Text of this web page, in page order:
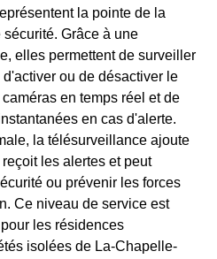
la pointe de la
Grâce à une
elles permettent de surveiller
ou de désactiver le
en temps réel et de
en cas d'alerte.
la télésurveillance ajoute
les alertes et peut
ou prévenir les forces
Ce niveau de service est
les résidences
isolées de La-Chapelle-